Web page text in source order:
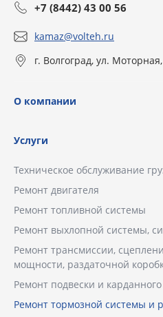
+7 (8442) 43 00 56
kamaz@volteh.ru
г. Волгоград, ул.
О компании
Услуги
Техническое обслуживание
Ремонт двигателя
Ремонт топливной системы
Ремонт выхлопной системы,
Ремонт трансмиссии,
мощности, раздаточной
Ремонт подвески и
Ремонт тормозной системы и